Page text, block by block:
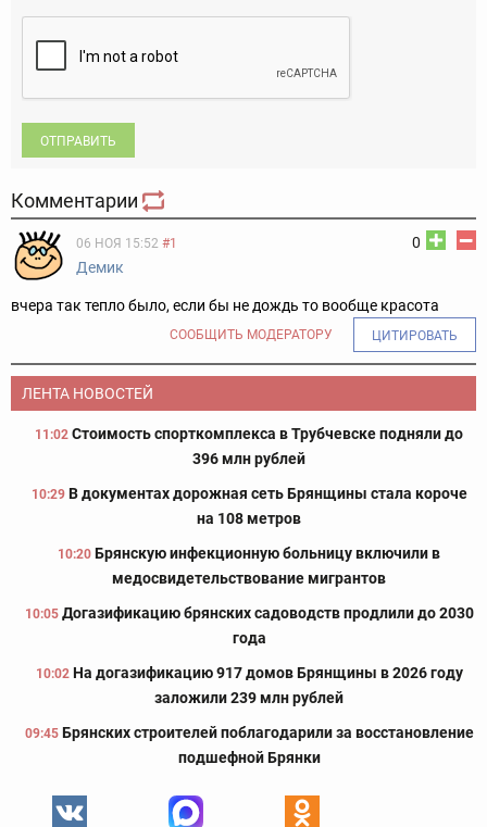
ОТПРАВИТЬ
Комментарии
0
06 НОЯ 15:52 #1
Демик
вчера так тепло было, если бы не дождь то вообще красота
СООБЩИТЬ МОДЕРАТОРУ ЦИТИРОВАТЬ
ЛЕНТА НОВОСТЕЙ
11:02 Стоимость спорткомплекса в Трубчевске подняли до
396 млн рублей
10:29 В документах дорожная сеть Брянщины стала короче
на 108 метров
10:20 Брянскую инфекционную больницу включили в
медосвидетельствование мигрантов
10:05 Догазификацию брянских садоводств продлили до 2030
года
10:02 На догазификацию 917 домов Брянщины в 2026 году
заложили 239 млн рублей
09:45 Брянских строителей поблагодарили за восстановление
подшефной Брянки